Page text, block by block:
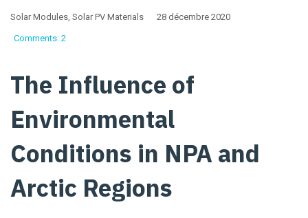
Solar Modules, Solar PV Materials 28 décembre 2020
Comments: 2
The Influence of
Environmental
Conditions in NPA and
Arctic Regions